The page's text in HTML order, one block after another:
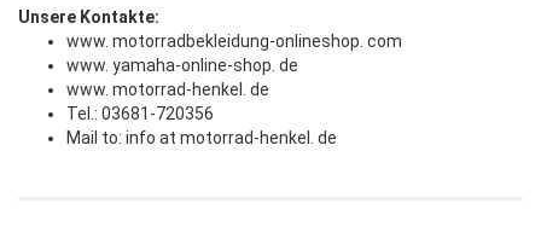
Unsere Kontakte:
www. motorradbekleidung-onlineshop. com
www. yamaha-online-shop. de
www. motorrad-henkel. de
Tel.: 03681-720356
Mail to: info at motorrad-henkel. de